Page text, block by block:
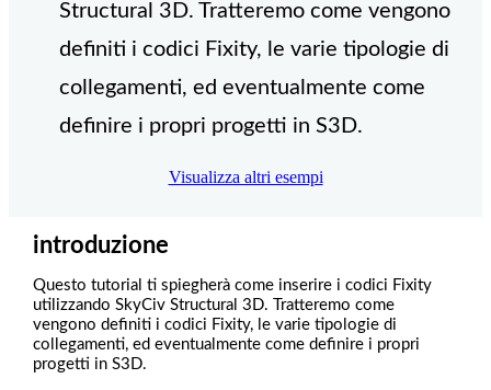
Structural 3D. Tratteremo come vengono
definiti i codici Fixity, le varie tipologie di
collegamenti, ed eventualmente come
definire i propri progetti in S3D.
Visualizza altri esempi
introduzione
Questo tutorial ti spiegherà come inserire i codici Fixity
utilizzando SkyCiv Structural 3D. Tratteremo come
vengono definiti i codici Fixity, le varie tipologie di
collegamenti, ed eventualmente come definire i propri
progetti in S3D.